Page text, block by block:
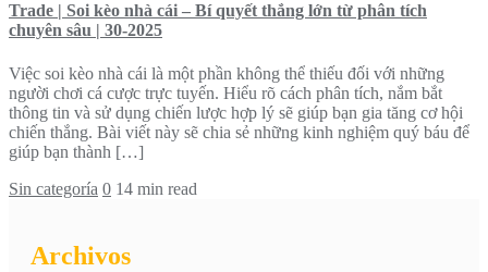
Trade | Soi kèo nhà cái – Bí quyết thắng lớn từ phân tích
chuyên sâu | 30-2025
Việc soi kèo nhà cái là một phần không thể thiếu đối với những
người chơi cá cược trực tuyến. Hiểu rõ cách phân tích, nắm bắt
thông tin và sử dụng chiến lược hợp lý sẽ giúp bạn gia tăng cơ hội
chiến thắng. Bài viết này sẽ chia sẻ những kinh nghiệm quý báu để
giúp bạn thành […]
Sin categoría 0 14 min read
Archivos